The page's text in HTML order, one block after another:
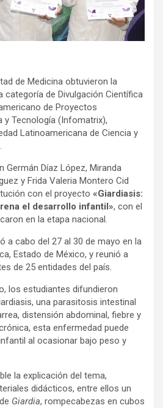
de Medicina obtuvieron la
categoría de Divulgación Científica
de Proyectos
y Tecnología (Infomatrix),
Latinoamericana de Ciencia y
Germán Díaz López, Miranda
y Frida Valeria Montero Cid
con el proyecto «Giardiasis:
el desarrollo infantil», con el
en la etapa nacional.
a cabo del 27 al 30 de mayo en la
Estado de México, y reunió a
de 25 entidades del país.
los estudiantes difundieron
una parasitosis intestinal
distensión abdominal, fiebre y
esta enfermedad puede
al ocasionar bajo peso y
la explicación del tema,
didácticos, entre ellos un
Giardia, rompecabezas en cubos